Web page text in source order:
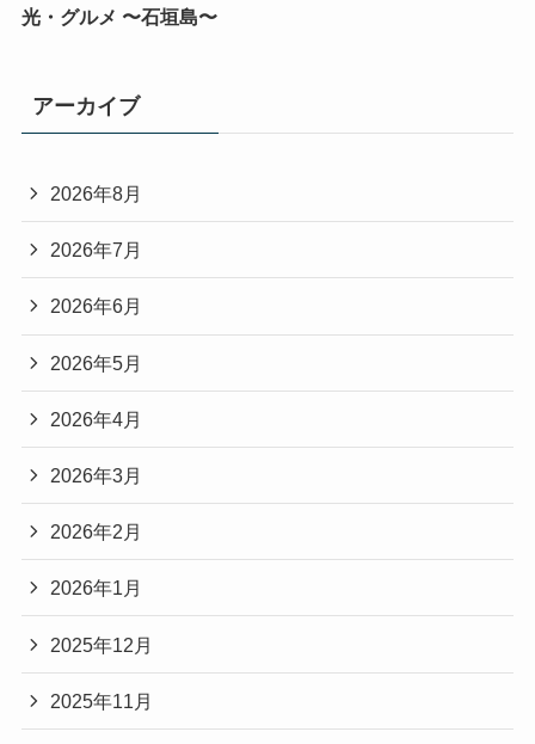
光・グルメ 〜石垣島〜
アーカイブ
2026年8月
2026年7月
2026年6月
2026年5月
2026年4月
2026年3月
2026年2月
2026年1月
2025年12月
2025年11月